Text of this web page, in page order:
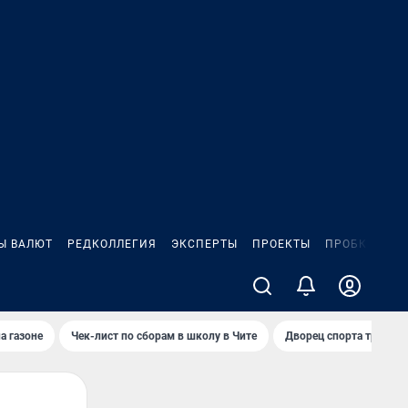
ВАЛЮТ РЕДКОЛЛЕГИЯ ЭКСПЕРТЫ ПРОЕКТЫ ПРОБКИ
газоне Чек-лист по сборам в школу в Чите Дворец спорта